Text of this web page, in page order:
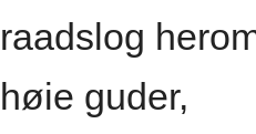
raadslog
høie guder,